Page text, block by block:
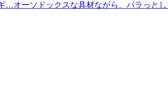
…オーソドックスな具材ながら、パラっと